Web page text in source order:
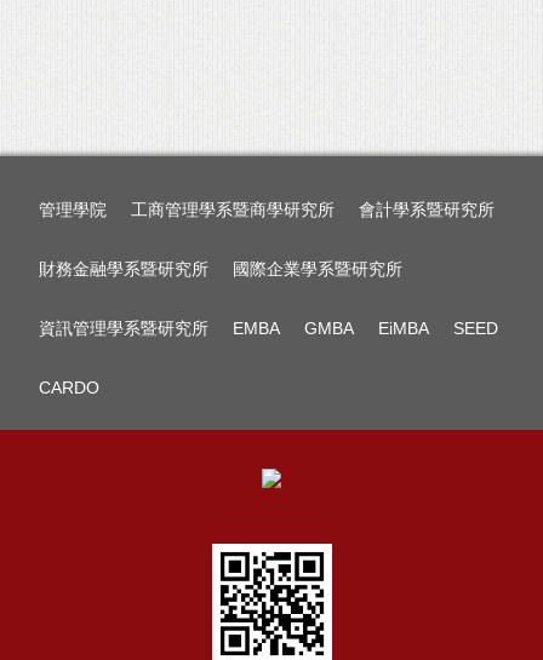
管理學院 工商管理學系暨商學研究所 會計學系暨研究所
財務金融學系暨研究所 國際企業學系暨研究所
資訊管理學系暨研究所 EMBA GMBA EiMBA SEED
CARDO